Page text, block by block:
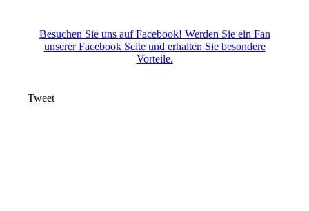
Besuchen Sie uns auf Facebook! Werden Sie ein Fan
unserer Facebook Seite und erhalten Sie besondere
Vorteile.
Tweet